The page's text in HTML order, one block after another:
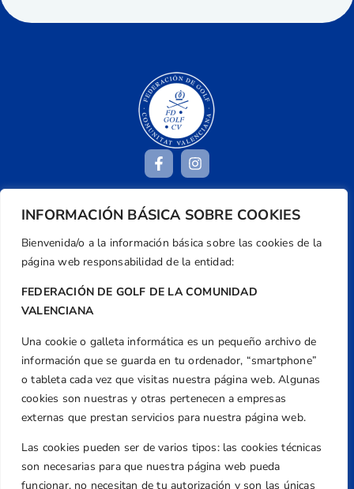
INFORMACIÓN BÁSICA SOBRE COOKIES
Bienvenida/o a la información básica sobre las cookies de la
página web responsabilidad de la entidad:
FEDERACIÓN DE GOLF DE LA COMUNIDAD
VALENCIANA
Una cookie o galleta informática es un pequeño archivo de
información que se guarda en tu ordenador, “smartphone”
o tableta cada vez que visitas nuestra página web. Algunas
cookies son nuestras y otras pertenecen a empresas
externas que prestan servicios para nuestra página web.
Las cookies pueden ser de varios tipos: las cookies técnicas
son necesarias para que nuestra página web pueda
funcionar, no necesitan de tu autorización y son las únicas
Dirección
Centre de L´Esport, Carrer d'Isaac Peral i
Caballero, Nº 5, Despachos 2 y 3, 46980,
Email
federacion@golfcv.com
Aviso Legal
Transparencia
Normativa